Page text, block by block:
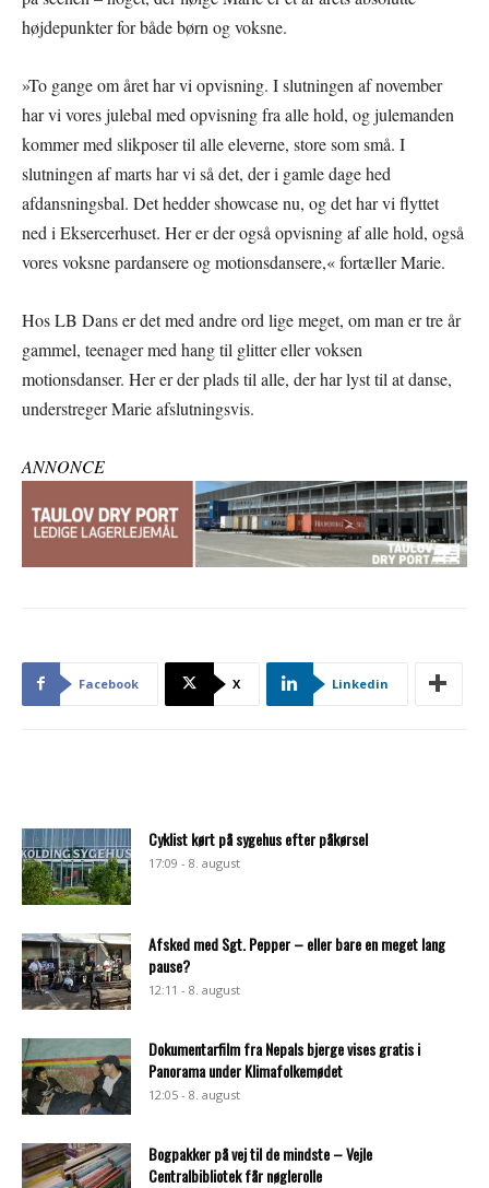
højdepunkter for både børn og voksne.
»To gange om året har vi opvisning. I slutningen af november
har vi vores julebal med opvisning fra alle hold, og julemanden
kommer med slikposer til alle eleverne, store som små. I
slutningen af marts har vi så det, der i gamle dage hed
afdansningsbal. Det hedder showcase nu, og det har vi flyttet
ned i Eksercerhuset. Her er der også opvisning af alle hold, også
vores voksne pardansere og motionsdansere,« fortæller Marie.
Hos LB Dans er det med andre ord lige meget, om man er tre år
gammel, teenager med hang til glitter eller voksen
motionsdanser. Her er der plads til alle, der har lyst til at danse,
understreger Marie afslutningsvis.
ANNONCE
Facebook X Linkedin
Cyklist kørt på sygehus efter påkørsel
17:09 - 8. august
Afsked med Sgt. Pepper – eller bare en meget lang
pause?
12:11 - 8. august
Dokumentarfilm fra Nepals bjerge vises gratis i
Panorama under Klimafolkemødet
12:05 - 8. august
Bogpakker på vej til de mindste – Vejle
Centralbibliotek får nøglerolle